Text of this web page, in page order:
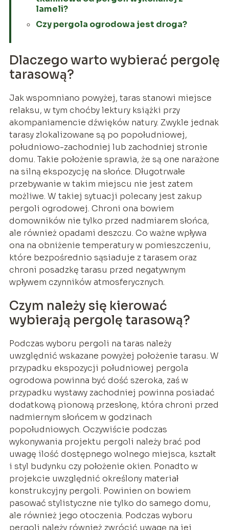
lameli?
Czy pergola ogrodowa jest droga?
Dlaczego warto wybierać pergolę
tarasową?
Jak wspomniano powyżej, taras stanowi miejsce
relaksu, w tym choćby lektury książki przy
akompaniamencie dźwięków natury. Zwykle jednak
tarasy zlokalizowane są po popołudniowej,
południowo-zachodniej lub zachodniej stronie
domu. Takie położenie sprawia, że są one narażone
na silną ekspozycję na słońce. Długotrwałe
przebywanie w takim miejscu nie jest zatem
możliwe. W takiej sytuacji polecany jest zakup
pergoli ogrodowej. Chroni ona bowiem
domowników nie tylko przed nadmiarem słońca,
ale również opadami deszczu. Co ważne wpływa
ona na obniżenie temperatury w pomieszczeniu,
które bezpośrednio sąsiaduje z tarasem oraz
chroni posadzkę tarasu przed negatywnym
wpływem czynników atmosferycznych.
Czym należy się kierować
wybierają pergolę tarasową?
Podczas wyboru pergoli na taras należy
uwzględnić wskazane powyżej położenie tarasu. W
przypadku ekspozycji południowej pergola
ogrodowa powinna być dość szeroka, zaś w
przypadku wystawy zachodniej powinna posiadać
dodatkową pionową przesłonę, która chroni przed
nadmiernym słońcem w godzinach
popołudniowych. Oczywiście podczas
wykonywania projektu pergoli należy brać pod
uwagę ilość dostępnego wolnego miejsca, kształt
i styl budynku czy położenie okien. Ponadto w
projekcie uwzględnić określony materiał
konstrukcyjny pergoli. Powinien on bowiem
pasować stylistyczne nie tylko do samego domu,
ale również jego otoczenia. Podczas wyboru
pergoli należy również zwrócić uwagę na jej